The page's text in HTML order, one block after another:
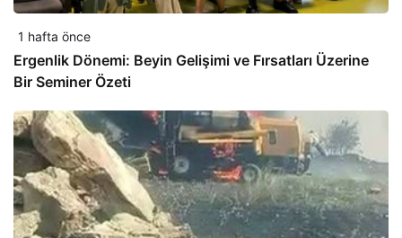
1 hafta önce
Ergenlik Dönemi: Beyin Gelişimi ve Fırsatları Üzerine
Bir Seminer Özeti